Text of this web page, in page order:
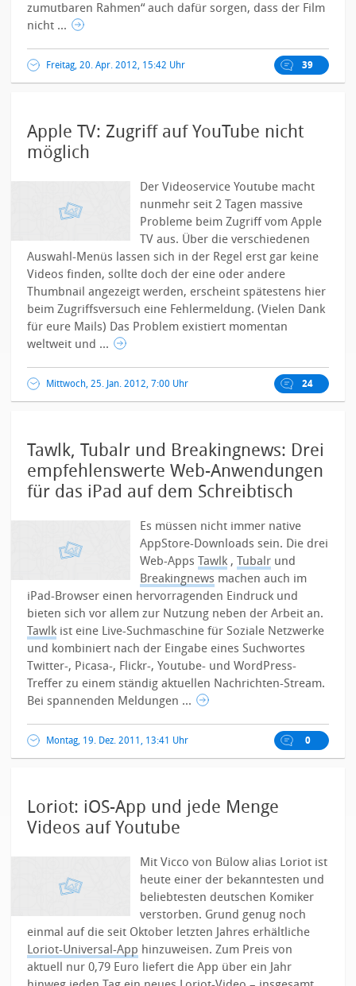
zumutbaren Rahmen“ auch dafür sorgen, dass der Film
nicht ...
Freitag, 20. Apr. 2012, 15:42 Uhr 39
Apple TV: Zugriff auf YouTube nicht
möglich
Der Videoservice Youtube macht
nunmehr seit 2 Tagen massive
Probleme beim Zugriff vom Apple
TV aus. Über die verschiedenen
Auswahl-Menüs lassen sich in der Regel erst gar keine
Videos finden, sollte doch der eine oder andere
Thumbnail angezeigt werden, erscheint spätestens hier
beim Zugriffsversuch eine Fehlermeldung. (Vielen Dank
für eure Mails) Das Problem existiert momentan
weltweit und ...
Mittwoch, 25. Jan. 2012, 7:00 Uhr 24
Tawlk, Tubalr und Breakingnews: Drei
empfehlenswerte Web-Anwendungen
für das iPad auf dem Schreibtisch
Es müssen nicht immer native
AppStore-Downloads sein. Die drei
Web-AppsTawlk ,Tubalr und
Breakingnews machen auch im
iPad-Browser einen hervorragenden Eindruck und
bieten sich vor allem zur Nutzung neben der Arbeit an.
Tawlk ist eine Live-Suchmaschine für Soziale Netzwerke
und kombiniert nach der Eingabe eines Suchwortes
Twitter-, Picasa-, Flickr-, Youtube- und WordPress-
Treffer zu einem ständig aktuellen Nachrichten-Stream.
Bei spannenden Meldungen ...
Montag, 19. Dez. 2011, 13:41 Uhr 0
Loriot: iOS-App und jede Menge
Videos auf Youtube
Mit Vicco von Bülow alias Loriot ist
heute einer der bekanntesten und
beliebtesten deutschen Komiker
verstorben. Grund genug noch
einmal auf die seit Oktober letzten Jahres erhältliche
Loriot-Universal-App hinzuweisen. Zum Preis von
aktuell nur 0,79 Euro liefert die App über ein Jahr